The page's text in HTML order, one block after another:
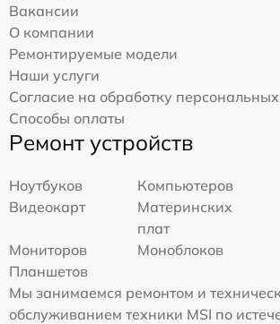
Вакансии
О компании
Ремонтируемые модели
Наши услуги
Согласие на обработку
Способы оплаты
Ремонт устройств
Ноутбуков
Компьютеров
Видеокарт
Материнских
плат
Мониторов
Моноблоков
Планшетов
Мы занимаемся ремонтом и
обслуживанием техники MSI по